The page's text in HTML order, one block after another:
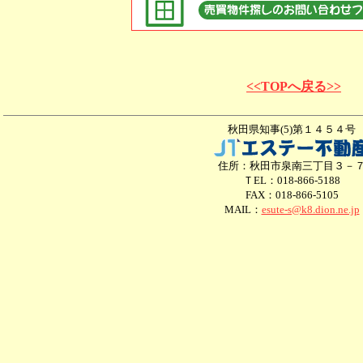
<<TOPへ戻る>>
秋田県知事(5)第１４５４号
住所：秋田市泉南三丁目３－
ＴEL：018-866-5188
FAX：018-866-5105
MAIL： esute-s@k8.dion.ne.jp